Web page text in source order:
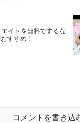
エイトを無料でするな
すすめ！
コメントを書き込